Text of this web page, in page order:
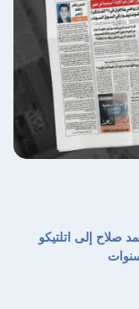
صلاح إلى اتلتيكو